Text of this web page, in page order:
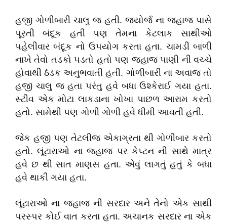
હજી ગોળીબારી ચાલુ જ હતી. જ્યોર્જ ના જહાજ પાસે
પૂરતી બંદૂક હતી પણ તેમના કેટલાક સાથીઓ
પહેલીવાર બંદૂક નો ઉપયોગ કરતા હતા. ચામડી બાળી
નાખે તેવો તડકો પડતો હતો પણ જહાજ પાણી ની વચ્ચે
હોવાથી ઠંડક અનુભવાતી હતી. ગોળીબારી ના અવાજ તો
હજી ચાલુ જ હતા પરંતુ હવે બધા ઉશ્કેરાઈ ગયા હતા.
સ્ટીવ એક મોટા લાકડાના ખોખા પાછળ આરામ કરતો
હતો. સામેથી પણ ગોળી ગોળી હવે ધીમી આવતી હતી.
જેક હજી પણ તેટલીજ એકાગ્રતા થી ગોળીબાર કરતો
હતો. લૂંટારાઓ ના જહાજ પર કેપ્ટન ની સાથે માત્ર
હવે છ થી સાત માણસ હતા. એવું લાગતું હતું કે બધા
હવે થાકી ગયા હતા.
લૂંટારાઓ ના જહાજ ની સરદાર અને તેનો એક સાથી
પરસ્પર કોઈ વાત કરતા હતા. અચાનક સરદાર ના એક